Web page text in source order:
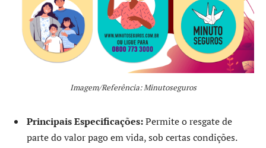
Imagem/Referência: Minutoseguros
Principais Especificações:Permite o resgate de
parte do valor pago em vida, sob certas condições.